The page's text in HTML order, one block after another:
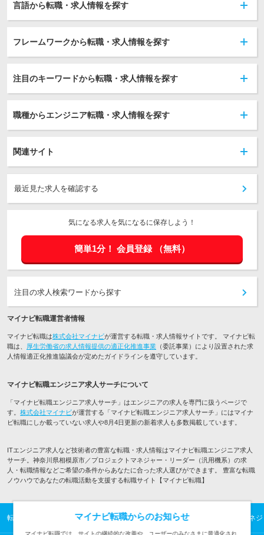
言語から転職・求人情報を探す
フレームワークから転職・求人情報を探す
注目のキーワードから転職・求人情報を探す
職種からエンジニア転職・求人情報を探す
関連サイト
最近見た求人を確認する
気になる求人を気になるに保存しよう！
簡単1分！ 会員登録 （無料）
注目の求人検索ワードから探す
マイナビ転職運営者情報
マイナビ転職は株式会社マイナビが運営する転職・求人情報サイトです。 マイナビ転
職は、 厚生労働省の求人情報提供の適正化推進事業 （委託事業）により設置された求
人情報適正化推進協議会が定めたガイドラインを遵守しています。
マイナビ転職エンジニア求人サーチについて
「マイナビ転職エンジニア求人サーチ」はエンジニアの求人を専門に扱うページで
す。 株式会社マイナビが運営する「マイナビ転職エンジニア求人サーチ」にはマイナ
ビ転職にしか載っていない求人や8月4日更新の新着求人も多数掲載しています。
ITエンジニア求人など技術者の豊富な転職・求人情報はマイナビ転職エンジニア求人
サーチ。神奈川県相模原市／プロジェクトマネジャー・リーダー（汎用機系）の求
人・転職情報などご希望の条件からあなたに合った求人選びができます。 豊富な転職
ノウハウであなたの転職活動を支援する転職サイト【マイナビ転職】
転職TOP ITエンジニアの転職・求人情報TOP 相模原市／プロジェクトマネ
マイナビ転職からのお知らせ
マイナビ転職では、サイトの継続的な改善や、ユーザーのみなさまに最適化され